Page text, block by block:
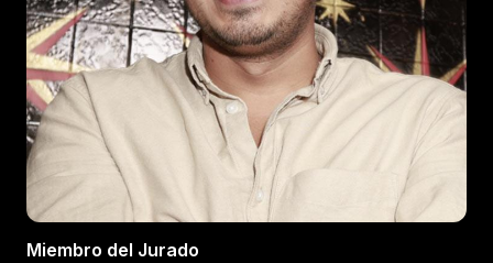
Miembro del Jurado